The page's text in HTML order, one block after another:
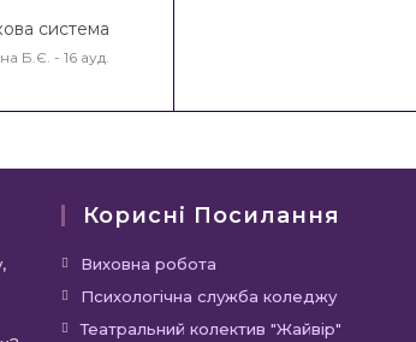
система
Б.Є. - 16 ауд.
Корисні Посилання
Виховна робота
Психологічна служба коледжу
Театральний колектив "Жайвір"